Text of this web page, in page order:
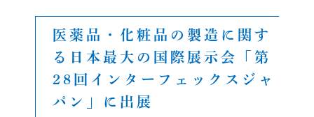
医薬品・化粧品の製造に関す
る日本最大の国際展示会「第
28回インターフェックスジャ
パン」に出展